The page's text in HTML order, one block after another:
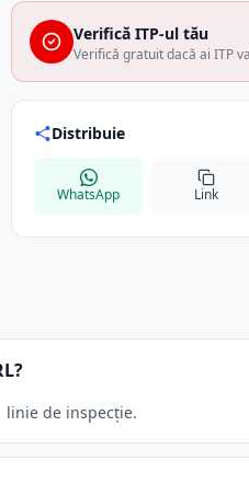
Verifică ITP-ul tău
Verifică gratuit dacă ai ITP
Distribuie
WhatsApp Link
linie de inspecție.